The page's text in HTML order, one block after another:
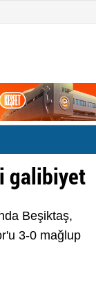
galibiyet
Beşiktaş,
3-0 mağlup